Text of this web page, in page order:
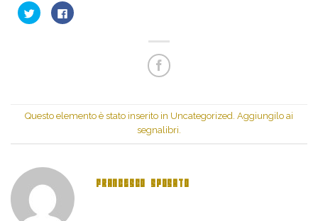
Fai
clic
finestra)
Fai
clic
Questo elemento è stato inserito in Uncategorized. Aggiungilo ai
segnalibri.
FRANCESCO SPOSATO